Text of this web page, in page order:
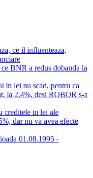
ce il influenteaza,
BNR a redus dobanda la
in lei nu scad, pentru ca
la 2,4%, desi ROBOR s-a
creditele in lei ale
dar nu va avea efecte
01.08.1995 -